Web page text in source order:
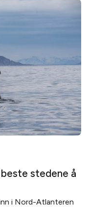
stedene å
i Nord-Atlanteren